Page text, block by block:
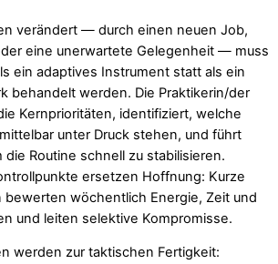
verändert — durch einen neuen Job,
eine unerwartete Gelegenheit — muss
ein adaptives Instrument statt als ein
behandelt werden. Die Praktikerin/der
Kernprioritäten, identifiziert, welche
unter Druck stehen, und führt
die Routine schnell zu stabilisieren.
ersetzen Hoffnung: Kurze
bewerten wöchentlich Energie, Zeit und
und leiten selektive Kompromisse.
werden zur taktischen Fertigkeit: